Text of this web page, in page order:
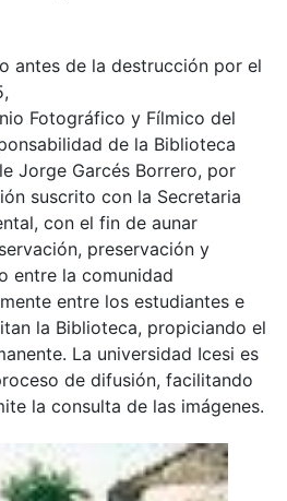
antes de la destrucción por el
Fotográfico y Fílmico del
de la Biblioteca
Jorge Garcés Borrero, por
suscrito con la Secretaria
con el fin de aunar
preservación y
entre la comunidad
entre los estudiantes e
la Biblioteca, propiciando el
La universidad Icesi es
de difusión, facilitando
la consulta de las imágenes.